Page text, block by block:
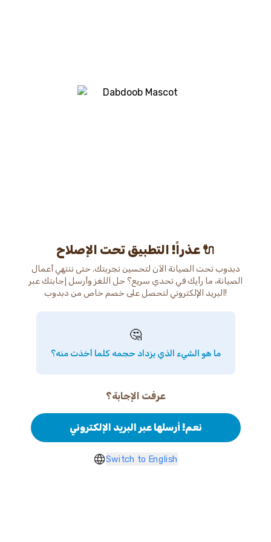
عذراً! التطبيق تحت الإصلاح 🔌
دبدوب تحت الصيانة الآن لتحسين تجربتك. حتى ننتهي أعمال
الصيانة، ما رأيك في تحدي سريع؟ حل اللغز وأرسل إجابتك عبر
البريد الإلكتروني لتحصل على خصم خاص من دبدوب!
🤔
ما هو الشيء الذي يزداد حجمه كلما أخذت منه؟
عرفت الإجابة؟
نعم! أرسلها عبر البريد الإلكتروني
Switch to English